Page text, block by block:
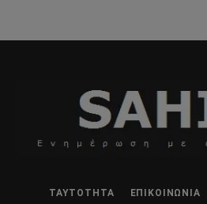
ΤΑΥΤΌΤΗΤΑ ΕΠΙΚΟΙΝΩΝΊΑ